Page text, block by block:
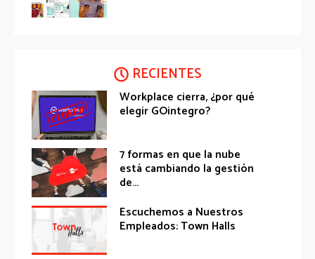
RECIENTES
Workplace cierra, ¿por qué
elegir GOintegro?
7 formas en que la nube
está cambiando la gestión
de...
Escuchemos a Nuestros
Empleados: Town Halls